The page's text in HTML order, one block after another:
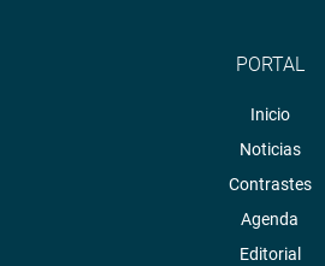
PORTAL
Inicio
Noticias
Contrastes
Agenda
Editorial